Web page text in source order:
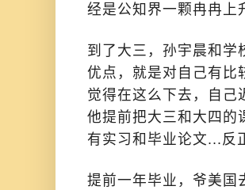
经是公知界一颗冉冉上
到了大三，孙宇晨和学
优点，就是对自己有比
觉得在这么下去，自己
他提前把大三和大四的
有实习和毕业论文...反
提前一年毕业，爷美国